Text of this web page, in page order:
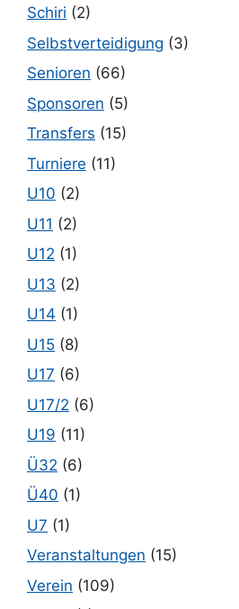
Schiri (2)
Selbstverteidigung (3)
Senioren (66)
Sponsoren (5)
Transfers (15)
Turniere (11)
U10 (2)
U11 (2)
U12 (1)
U13 (2)
U14 (1)
U15 (8)
U17 (6)
U17/2 (6)
U19 (11)
Ü32 (6)
Ü40 (1)
U7 (1)
Veranstaltungen (15)
Verein (109)